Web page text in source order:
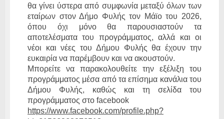
θα γίνει ύστερα από συμφωνία μεταξύ όλων των
εταίρων στον Δήμο Φυλής τον Μάϊο του 2026,
όπου όχι μόνο θα παρουσιαστούν τα
αποτελέσματα του προγράμματος, αλλά και οι
νέοι και νέες του Δήμου Φυλής θα έχουν την
ευκαιρία να παρέμβουν και να ακουστούν.
Μπορείτε να παρακολουθείτε την εξέλιξη του
προγράμματος μέσα από τα επίσημα κανάλια του
Δήμου Φυλής, καθώς και τη σελίδα του
προγράμματος στο facebook
https://www.facebook.com/profile.php?